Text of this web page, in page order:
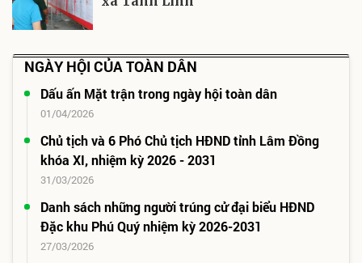
NGÀY HỘI CỦA TOÀN DÂN
Dấu ấn Mặt trận trong ngày hội toàn dân
01/04/2026
Chủ tịch và 6 Phó Chủ tịch HĐND tỉnh Lâm Đồng
khóa XI, nhiệm kỳ 2026 - 2031
31/03/2026
Danh sách những người trúng cử đại biểu HĐND
Đặc khu Phú Quý nhiệm kỳ 2026-2031
27/03/2026